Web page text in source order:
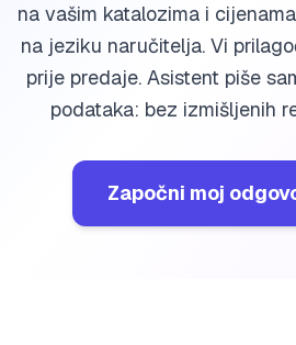
na vašim katalozima i
na jeziku naručitelja. Vi
prije predaje. Asistent piše
podataka: bez izmišljenih
Započni moj